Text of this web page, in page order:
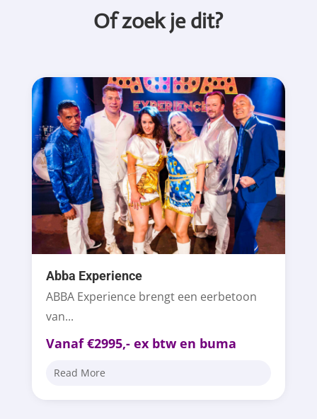
Of zoek je dit?
Abba Experience
ABBA Experience brengt een eerbetoon
van...
Vanaf €2995,- ex btw en buma
Read More